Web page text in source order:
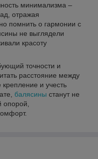
минимализма –
отражая
помнить о гармонии с
не выглядели
красоту
точности и
расстояние между
и учесть
балясины станут не